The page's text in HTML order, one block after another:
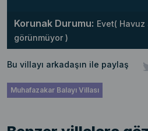
Korunak Durumu: Evet( Havuz
görünmüyor )
Bu villayı arkadaşın ile paylaş
Muhafazakar Balayı Villası